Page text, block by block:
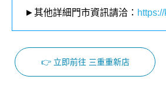
►其他詳細門市資訊請洽：
👉 立即前往 三重重新店